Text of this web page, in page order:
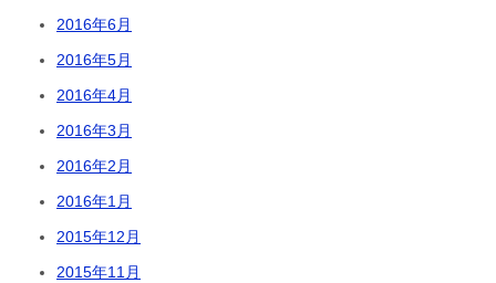
2016年6月
2016年5月
2016年4月
2016年3月
2016年2月
2016年1月
2015年12月
2015年11月